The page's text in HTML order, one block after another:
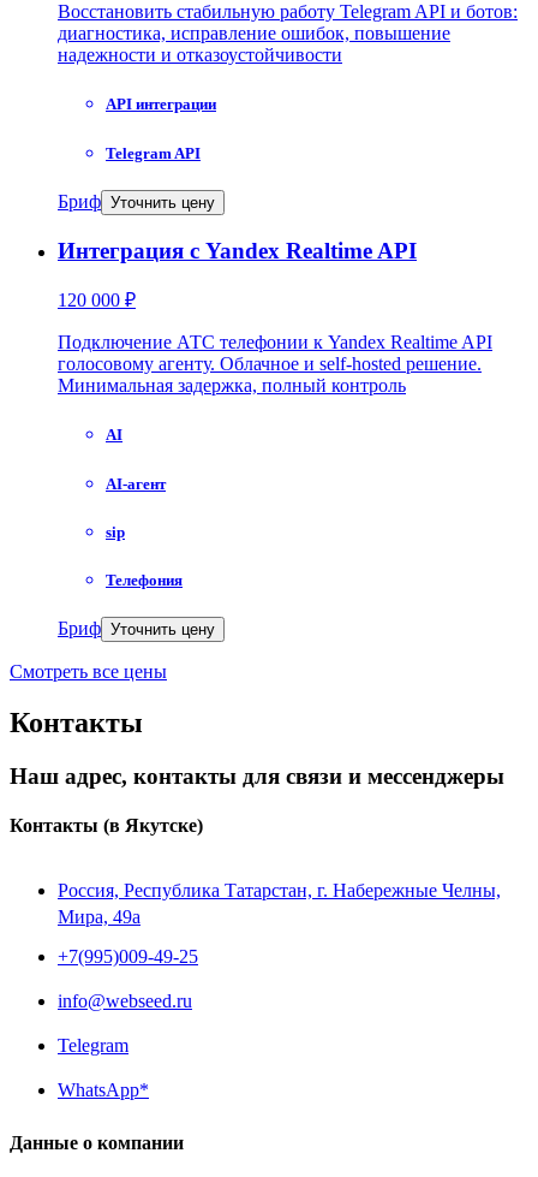
Восстановить стабильную работу Telegram API и ботов:
диагностика, исправление ошибок, повышение
надежности и отказоустойчивости
API интеграции
Telegram API
Бриф Уточнить цену
Интеграция с Yandex Realtime API
120 000 ₽
Подключение АТС телефонии к Yandex Realtime API
голосовому агенту. Облачное и self-hosted решение.
Минимальная задержка, полный контроль
AI
AI-агент
sip
Телефония
Бриф Уточнить цену
Смотреть все цены
Контакты
Наш адрес, контакты для связи и мессенджеры
Контакты (в Якутске)
Россия, Республика Татарстан, г. Набережные Челны,
Мира, 49a
+7(995)009-49-25
info@webseed.ru
Telegram
WhatsApp*
Данные о компании